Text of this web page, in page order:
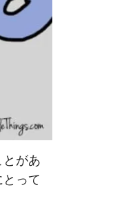
があ
って